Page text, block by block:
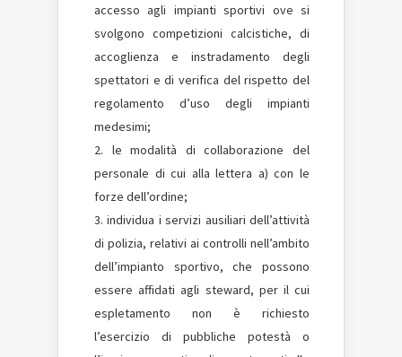
accesso agli impianti sportivi ove si
svolgono competizioni calcistiche, di
accoglienza e instradamento degli
spettatori e di verifica del rispetto del
regolamento d’uso degli impianti
medesimi;
le modalità di collaborazione del
personale di cui alla lettera a) con le
forze dell’ordine;
individua i servizi ausiliari dell’attività
di polizia, relativi ai controlli nell’ambito
dell’impianto sportivo, che possono
essere affidati agli steward, per il cui
espletamento non è richiesto
l’esercizio di pubbliche potestà o